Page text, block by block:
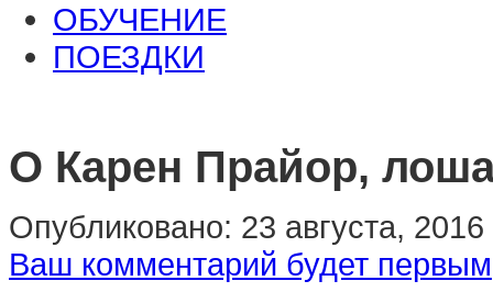
ОБУЧЕНИЕ
ПОЕЗДКИ
О Карен Прайор,
Опубликовано: 23 августа, 2016
Ваш комментарий будет первым